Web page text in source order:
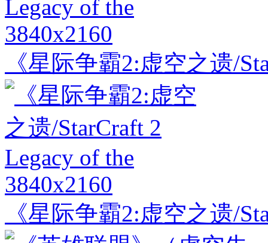
3840x2160
《星际争霸2:虚空之遗/
3840x2160
《星际争霸2:虚空之遗/